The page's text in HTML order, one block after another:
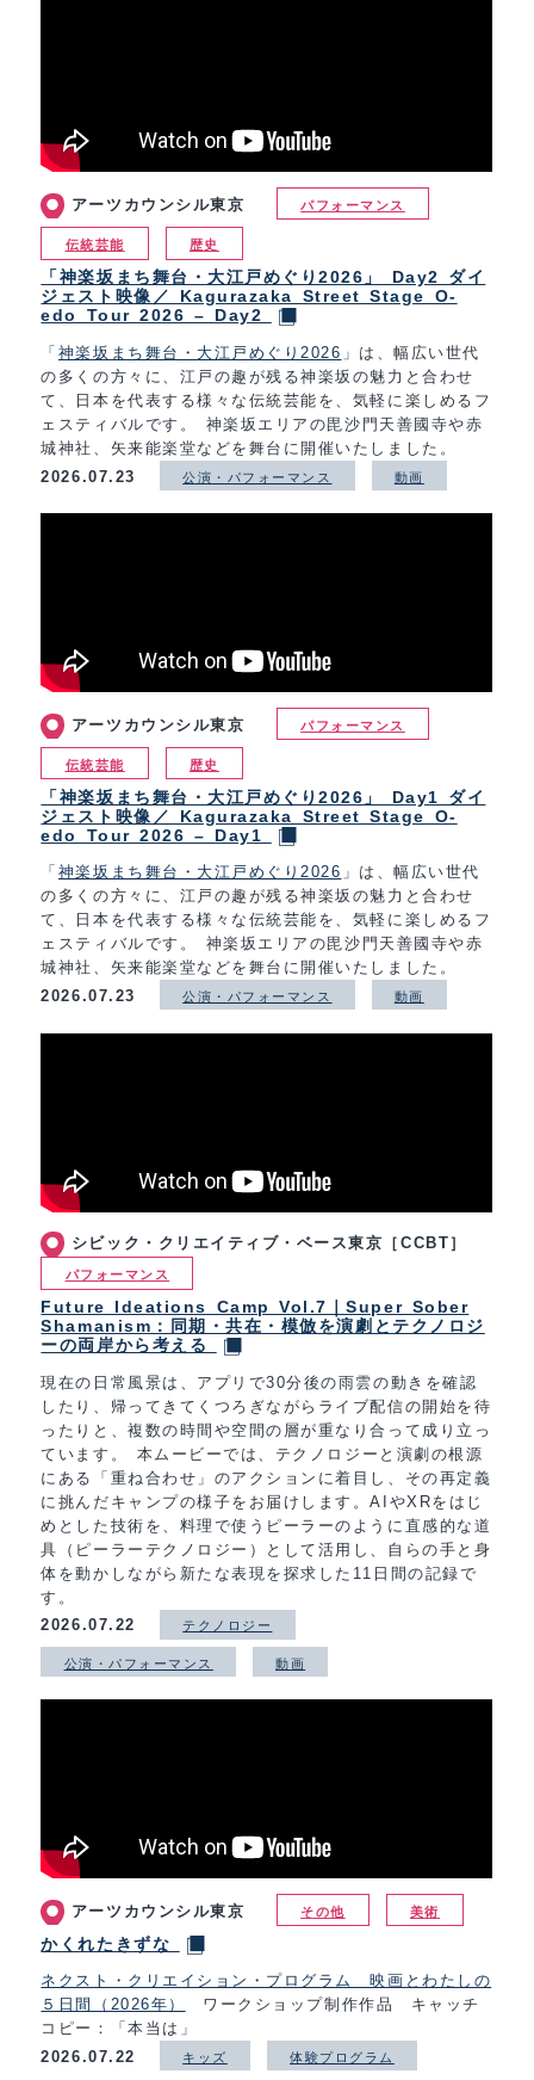
アーツカウンシル東京 パフォーマンス
伝統芸能 歴史
「神楽坂まち舞台・大江戸めぐり2026」 Day2 ダイ
ジェスト映像／ Kagurazaka Street Stage O-
edo Tour 2026 – Day2
「 神楽坂まち舞台・大江戸めぐり2026 」は、幅広い世代
の多くの方々に、江戸の趣が残る神楽坂の魅力と合わせ
て、日本を代表する様々な伝統芸能を、気軽に楽しめるフ
ェスティバルです。 神楽坂エリアの毘沙門天善國寺や赤
城神社、矢来能楽堂などを舞台に開催いたしました。
2026.07.23
公演・パフォーマンス 動画
アーツカウンシル東京 パフォーマンス
伝統芸能 歴史
「神楽坂まち舞台・大江戸めぐり2026」 Day1 ダイ
ジェスト映像／ Kagurazaka Street Stage O-
edo Tour 2026 – Day1
「 神楽坂まち舞台・大江戸めぐり2026 」は、幅広い世代
の多くの方々に、江戸の趣が残る神楽坂の魅力と合わせ
て、日本を代表する様々な伝統芸能を、気軽に楽しめるフ
ェスティバルです。 神楽坂エリアの毘沙門天善國寺や赤
城神社、矢来能楽堂などを舞台に開催いたしました。
2026.07.23
公演・パフォーマンス 動画
シビック・クリエイティブ・ベース東京［CCBT］
パフォーマンス
Future Ideations Camp Vol.7｜Super Sober
Shamanism：同期・共在・模倣を演劇とテクノロジ
ーの両岸から考える
現在の日常風景は、アプリで30分後の雨雲の動きを確認
したり、帰ってきてくつろぎながらライブ配信の開始を待
ったりと、複数の時間や空間の層が重なり合って成り立っ
ています。 本ムービーでは、テクノロジーと演劇の根源
にある「重ね合わせ」のアクションに着目し、その再定義
に挑んだキャンプの様子をお届けします。AIやXRをはじ
めとした技術を、料理で使うピーラーのように直感的な道
具（ピーラーテクノロジー）として活用し、自らの手と身
体を動かしながら新たな表現を探求した11日間の記録で
す。
2026.07.22
テクノロジー
公演・パフォーマンス 動画
アーツカウンシル東京 その他 美術
かくれたきずな
ネクスト・クリエイション・プログラム 映画とわたしの
５日間（2026年）
ワークショップ制作作品 キャッチ
コピー：「本当は」
2026.07.22
キッズ 体験プログラム